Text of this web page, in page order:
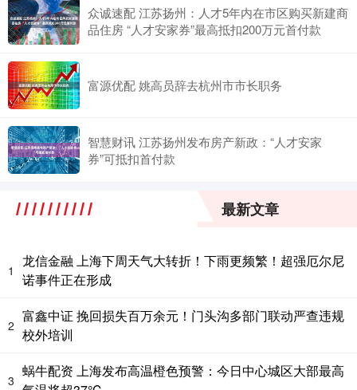
众诚速配 江苏扬州：人才5年内在市区购买新建商
品住房 “人才安家券”最高抵扣200万元首付款
富源优配 姚高员辞去杭州市市长职务
智慧财讯 江苏扬州发布房产新政：“人才安家
券”可抵扣首付款
最新文章
1
龙信金融 上海下周天气大转折！下雨更频繁！超强厄尔尼
诺事件正在形成
2
富鑫中证 挽回损失百万余元！门头沟多部门联动严查违规
校外培训
3
蜗牛配资 上海发布高温橙色预警：今日中心城区大部最高